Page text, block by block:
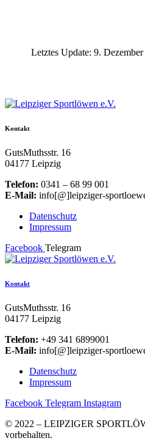
Letztes Update: 9.
Kontakt
GutsMuthsstr. 16
04177 Leipzig
Telefon: 0341 – 68 99 001
E-Mail: info[@]leipziger-
Datenschutz
Impressum
Facebook Telegram
Kontakt
GutsMuthsstr. 16
04177 Leipzig
Telefon: +49 341 6899001
E-Mail: info[@]leipziger-
Datenschutz
Impressum
Facebook Telegram Instagram
© 2022 – LEIPZIGER
vorbehalten.